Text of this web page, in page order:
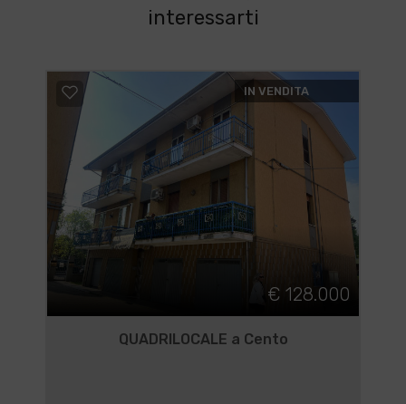
interessarti
IN VENDITA
€ 128.000
QUADRILOCALE a Cento